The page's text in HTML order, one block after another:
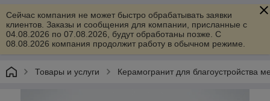
Сейчас компания не может быстро обрабатывать заявки
клиентов. Заказы и сообщения для компании, присланные с
04.08.2026 по 07.08.2026, будут обработаны позже. С
08.08.2026 компания продолжит работу в обычном режиме.
Товары и услуги Керамогранит для благоустройства